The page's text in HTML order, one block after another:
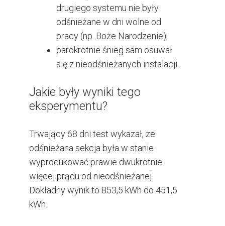
drugiego systemu nie były
odśnieżane w dni wolne od
pracy (np. Boże Narodzenie);
parokrotnie śnieg sam osuwał
się z nieodśnieżanych instalacji.
Jakie były wyniki tego
eksperymentu?
Trwający 68 dni test wykazał, że
odśnieżana sekcja była w stanie
wyprodukować prawie dwukrotnie
więcej prądu od nieodśnieżanej.
Dokładny wynik to 853,5 kWh do 451,5
kWh.